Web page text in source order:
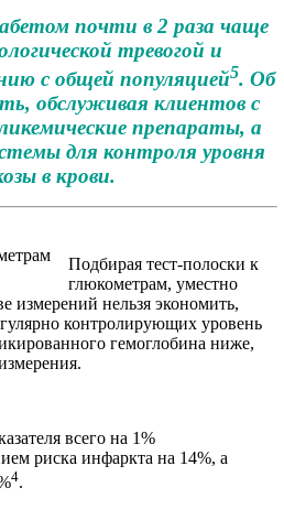
почти в 2 раза чаще
тревогой и
с общей популяцией5. Об
обслуживая клиентов с
препараты, а
для контроля уровня
в крови.
Подбирая тест-полоски к
глюкометрам, уместно
измерений нельзя экономить,
контролирующих уровень
гемоглобина ниже,
всего на 1%
риска инфаркта на 14%, а
4.